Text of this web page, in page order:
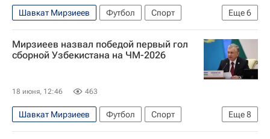
Еще6
Шавкат Мирзиеев Футбол
Спорт
Узбекистан
Колумбия
Португалия
ЧМ по футболу 2026
ДР Конго
Мирзиеев назвал победой первый гол
сборной Узбекистана на ЧМ-2026
18 июня, 12:46 463
Еще8
Шавкат Мирзиеев Футбол
Спорт
Узбекистан
Колумбия
Мехико (штат)